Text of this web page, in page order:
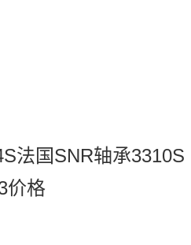
法国SNR轴承3310S
价格